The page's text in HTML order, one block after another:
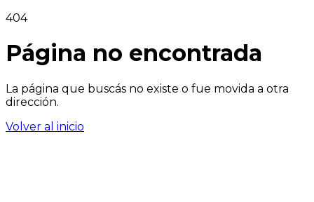
404
Página no encontrada
La página que buscás no existe o fue movida a otra
dirección.
Volver al inicio